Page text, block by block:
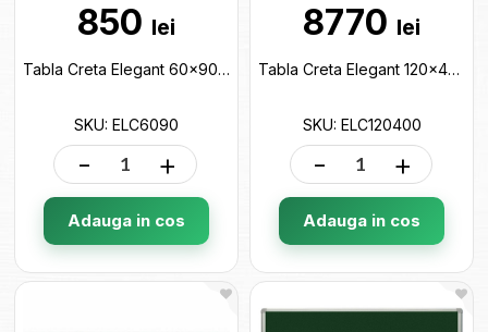
850 lei
Tabla Creta Elegant 60x90cm ELC6090
SKU: ELC6090
- +
Adauga in cos
8770 lei
Tabla Creta Elegant 120x400cm (5 suprafete) ELC120400
SKU: ELC120400
- +
Adauga in cos